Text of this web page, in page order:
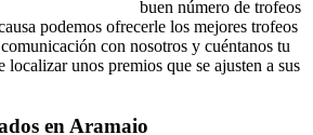
buen número de trofeos
podemos ofrecerle los mejores trofeos
con nosotros y cuéntanos tu
localizar unos premios que se ajusten a sus
en Aramaio